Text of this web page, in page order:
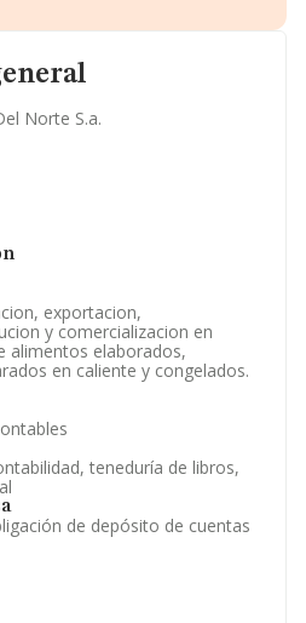
Norte S.a.
exportacion,
y comercializacion en
alimentos elaborados,
en caliente y congelados.
teneduría de libros,
de depósito de cuentas
complementaria.